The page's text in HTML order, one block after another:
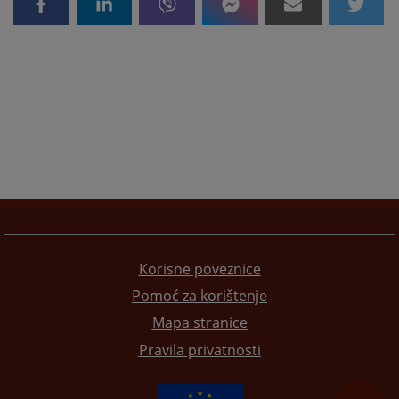
Korisne poveznice
Pomoć za korištenje
Mapa stranice
Pravila privatnosti